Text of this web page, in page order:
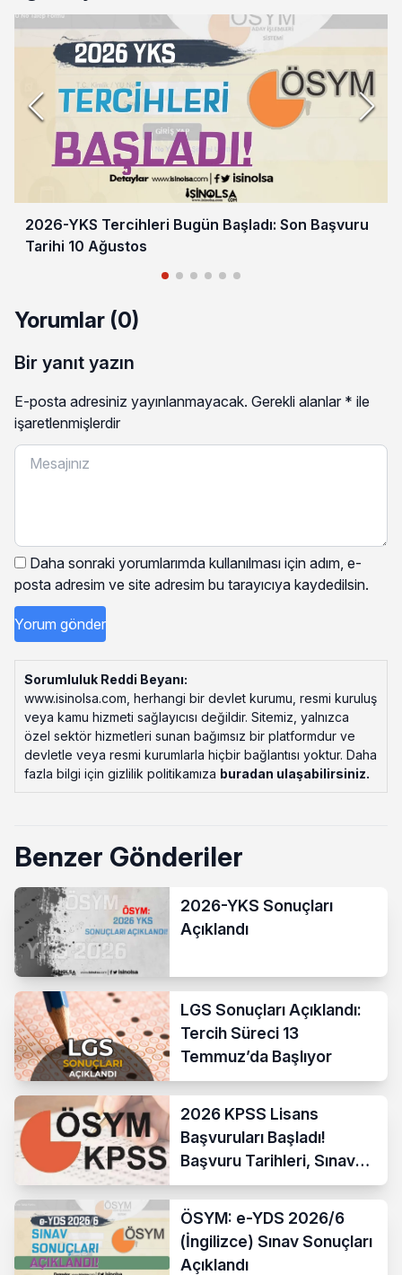
2026-YKS Tercihleri Bugün Başladı: Son Başvuru
Tarihi 10 Ağustos
Yorumlar (0)
Bir yanıt yazın
E-posta adresiniz yayınlanmayacak. Gerekli alanlar * ile
işaretlenmişlerdir
Daha sonraki yorumlarımda kullanılması için adım, e-
posta adresim ve site adresim bu tarayıcıya kaydedilsin.
Sorumluluk Reddi Beyanı:
www.isinolsa.com, herhangi bir devlet kurumu, resmi kuruluş
veya kamu hizmeti sağlayıcısı değildir. Sitemiz, yalnızca
özel sektör hizmetleri sunan bağımsız bir platformdur ve
devletle veya resmi kurumlarla hiçbir bağlantısı yoktur. Daha
fazla bilgi için gizlilik politikamıza buradan ulaşabilirsiniz.
Benzer Gönderiler
2026-YKS Sonuçları
Açıklandı
LGS Sonuçları Açıklandı:
Tercih Süreci 13
Temmuz’da Başlıyor
2026 KPSS Lisans
Başvuruları Başladı!
Başvuru Tarihleri, Sınav
Takvimi ve Tüm Detaylar
ÖSYM: e-YDS 2026/6
(İngilizce) Sınav Sonuçları
Açıklandı